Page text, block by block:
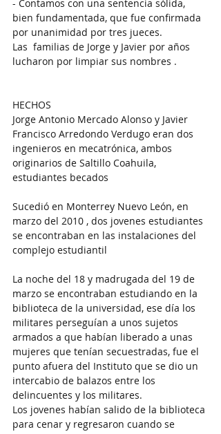
- Contamos con una sentencia sólida,
bien fundamentada, que fue confirmada
por unanimidad por tres jueces.
Las  familias de Jorge y Javier por años
lucharon por limpiar sus nombres .
HECHOS
Jorge Antonio Mercado Alonso y Javier
Francisco Arredondo Verdugo eran dos
ingenieros en mecatrónica, ambos
originarios de Saltillo Coahuila,
estudiantes becados
Sucedió en Monterrey Nuevo León, en
marzo del 2010 , dos jovenes estudiantes
se encontraban en las instalaciones del
complejo estudiantil
La noche del 18 y madrugada del 19 de
marzo se encontraban estudiando en la
biblioteca de la universidad, ese día los
militares perseguían a unos sujetos
armados a que habían liberado a unas
mujeres que tenían secuestradas, fue el
punto afuera del Instituto que se dio un
intercabio de balazos entre los
delincuentes y los militares.
Los jovenes habían salido de la biblioteca
para cenar y regresaron cuando se